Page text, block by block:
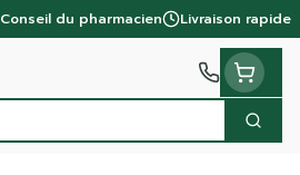
Conseil du pharmacien Livraison rapide